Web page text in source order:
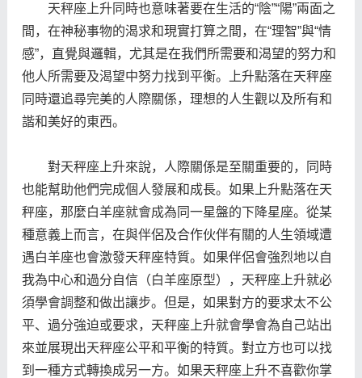
天秤座上升同時也意味著要在生活的“陰”“陽”兩面之
間，在神秘事物的渴求和現實打算之間，在“理智”與“情
感”，直覺與邏輯，尤其是在我們所需要和渴望的努力和
他人所需要及渴望中努力找到平衡。上升點落在天秤座
同時還追尋完美的人際關係，理想的人生觀以及所有和
諧和美好的東西。
對天秤座上升來說，人際關係是至關重要的，同時
也能幫助他們完成個人發展和成長。如果上升點落在天
秤座，那麼白羊座就會成為同一星盤的下降星座。從某
種意義上而言，在與伴侶及合作伙伴有關的人生領域遭
遇白羊座也會激發天秤座特質。如果伴侶會強烈地以自
我為中心和過分自信（白羊座原型），天秤座上升就必
須學會調整和做出讓步。但是，如果對方的要求太不公
平、過分強迫或要求，天秤座上升就會學會為自己站出
來並展現出天秤座公平和平衡的特質。對立方也可以找
到一種方式轉換成另一方。如果天秤座上升不喜歡你掌